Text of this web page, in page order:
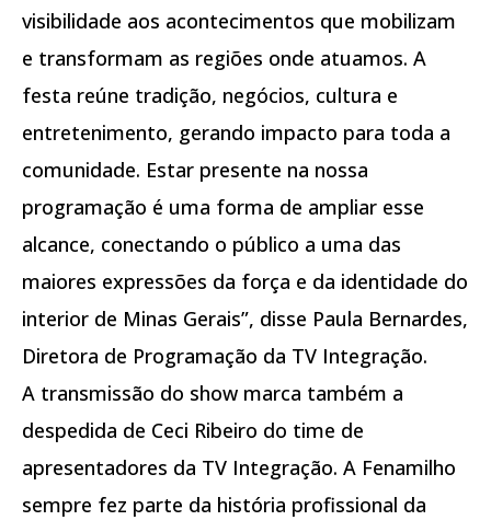
visibilidade aos acontecimentos que mobilizam
e transformam as regiões onde atuamos. A
festa reúne tradição, negócios, cultura e
entretenimento, gerando impacto para toda a
comunidade. Estar presente na nossa
programação é uma forma de ampliar esse
alcance, conectando o público a uma das
maiores expressões da força e da identidade do
interior de Minas Gerais”, disse Paula Bernardes,
Diretora de Programação da TV Integração.
A transmissão do show marca também a
despedida de Ceci Ribeiro do time de
apresentadores da TV Integração. A Fenamilho
sempre fez parte da história profissional da